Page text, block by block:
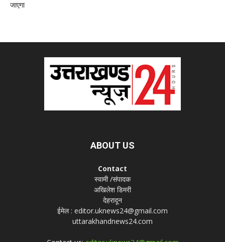
जाएगा
ABOUT US
Contact
स्वामी /संपादक
अखिलेश डिमरी
देहरादून
ईमेल : editor.uknews24@gmail.com
uttarakhandnews24.com